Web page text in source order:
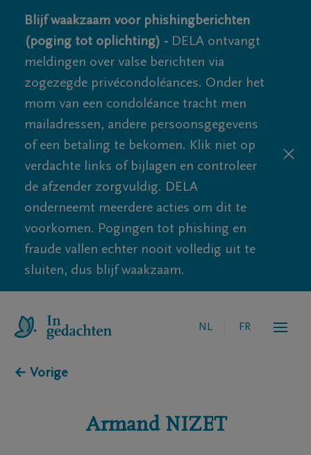
Blijf waakzaam voor phishingberichten
(poging tot oplichting) - DELA ontvangt
meldingen over valse berichten via
zogezegde privécondoléances. Onder het
mom van een condoléance tracht men
mailadressen, andere persoonsgegevens
of een betaling te bekomen. Klik niet op
verdachte links of bijlagen en controleer
de afzender zorgvuldig. DELA
onderneemt meerdere acties om dit te
voorkomen. Pogingen tot phishing en
fraude vallen echter nooit volledig uit te
sluiten, dus blijf waakzaam.
NL FR
← Vorige
Armand NIZET